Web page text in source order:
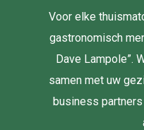
Voor elke
gastronomisch
Dave Lampole”.
samen met uw
business